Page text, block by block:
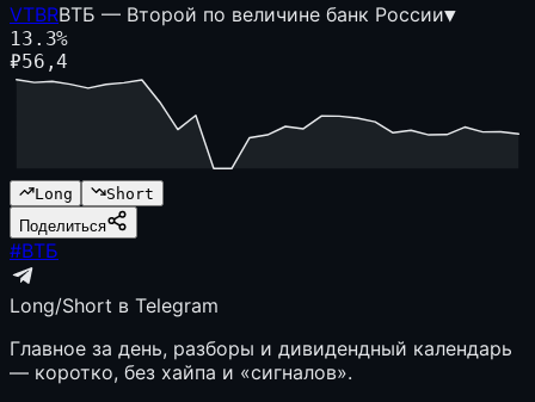
VTBRВТБ — Второй по величине банк России▼
13.3%
₽56,4
Long
Short
Поделиться
#ВТБ
Long/Short в Telegram
Главное за день, разборы и дивидендный календарь
— коротко, без хайпа и «сигналов».